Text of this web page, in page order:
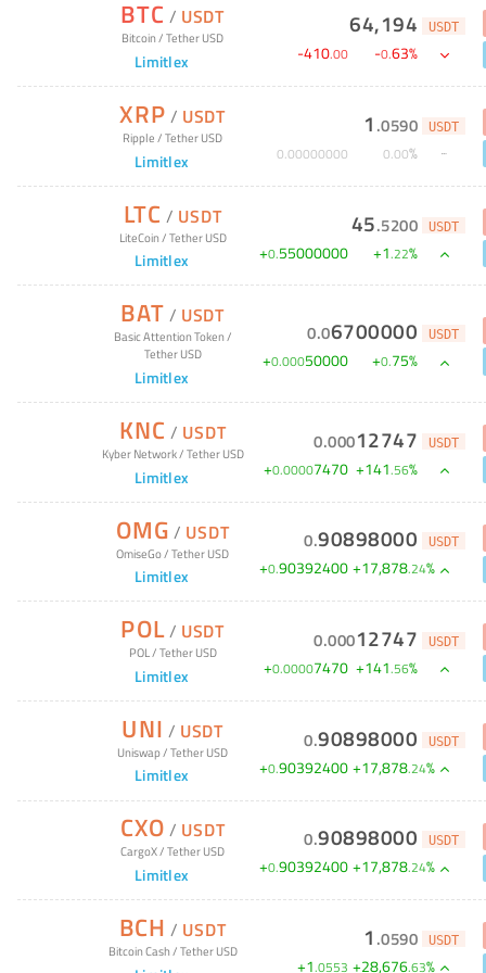
BTC / USDT
Bitcoin/Tether USD
Limitlex
64,194 USDT
-410.00 -0.63%
XRP / USDT
Ripple/Tether USD
Limitlex
1 .0590 USDT
0.00000000 0.00%
LTC / USDT
LiteCoin/Tether USD
Limitlex
45.5200 USDT
+0.55000000 +1.22%
BAT / USDT
Basic Attention Token/
Tether USD
Limitlex
0.06700000 USDT
+0.00050000 +0.75%
KNC / USDT
Kyber Network/Tether USD
Limitlex
0.00012747 USDT
+0.00007470 +141.56%
OMG / USDT
OmiseGo/Tether USD
Limitlex
0.90898000 USDT
+0.90392400+17,878.24%
POL/ USDT
POL/Tether USD
Limitlex
0.00012747 USDT
+0.00007470 +141.56%
UNI / USDT
Uniswap/Tether USD
Limitlex
0.90898000 USDT
+0.90392400+17,878.24%
CXO / USDT
CargoX/Tether USD
Limitlex
0.90898000 USDT
+0.90392400+17,878.24%
BCH / USDT
Bitcoin Cash/Tether USD 1 .0590 USDT
+1.0553 +28,676.63%